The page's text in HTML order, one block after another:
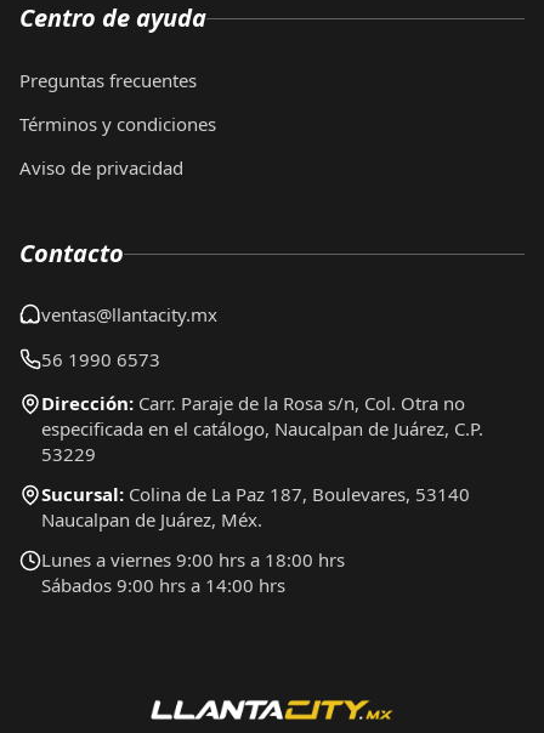
Centro de ayuda
Preguntas frecuentes
Términos y condiciones
Aviso de privacidad
Contacto
ventas@llantacity.mx
56 1990 6573
Dirección: Carr. Paraje de la Rosa s/n, Col. Otra no
especificada en el catálogo, Naucalpan de Juárez, C.P.
53229
Sucursal: Colina de La Paz 187, Boulevares, 53140
Naucalpan de Juárez, Méx.
Lunes a viernes 9:00 hrs a 18:00 hrs
Sábados 9:00 hrs a 14:00 hrs